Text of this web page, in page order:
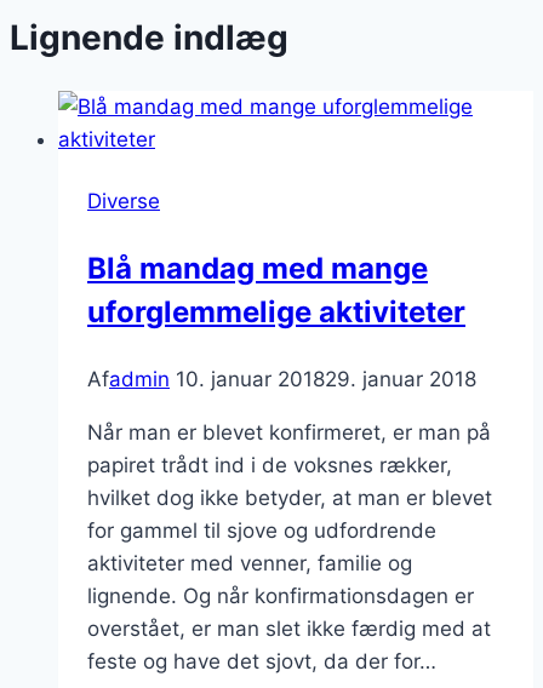
Lignende indlæg
Diverse
Blå mandag med mange
uforglemmelige aktiviteter
Afadmin 10. januar 201829. januar 2018
Når man er blevet konfirmeret, er man på
papiret trådt ind i de voksnes rækker,
hvilket dog ikke betyder, at man er blevet
for gammel til sjove og udfordrende
aktiviteter med venner, familie og
lignende. Og når konfirmationsdagen er
overstået, er man slet ikke færdig med at
feste og have det sjovt, da der for…